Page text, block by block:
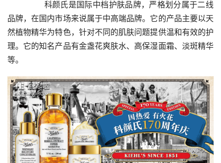
品牌，在国内市场来说属于中高端品牌。它的产品主要以天
然植物精华为特色，针对不同的肌肤问题提供温和有效的护
理。它的知名产品有金盏花爽肤水、高保湿面霜、淡斑精华
等。